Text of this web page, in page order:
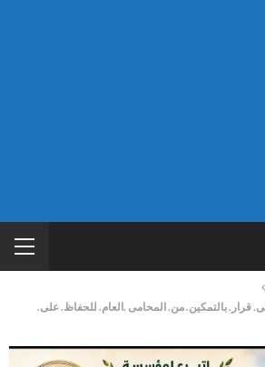
قرار. بالتمكين. من. المحامى .العام. للحفاظ. على.